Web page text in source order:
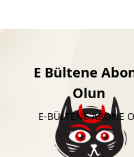
E Bültene
Olun
E-BÜLTENE ABONE